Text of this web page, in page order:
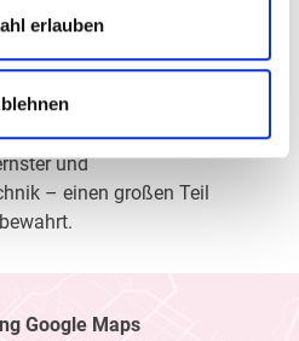
erlauben
ohne lange Wartezeiten
Kontaktlinsen oder die
zugeschnittene Brille
hat sich die Augenoptik –
und
– einen großen Teil
Google Maps